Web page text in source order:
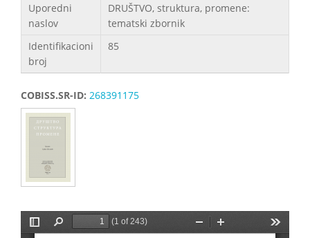
Uporedni
naslov
DRUŠTVO, struktura, promene:
tematski zbornik
Identifikacioni
broj
85
COBISS.SR-ID: 268391175